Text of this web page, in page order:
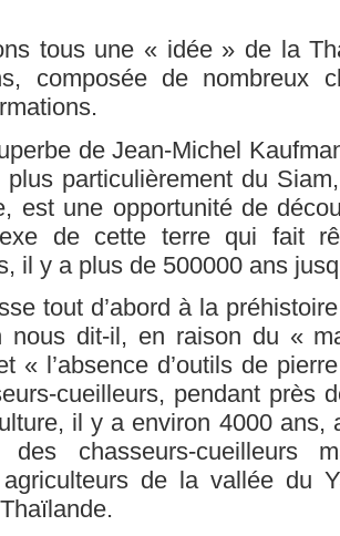
tous une « idée » de la
composée de nombreux
de Jean-Michel
plus particulièrement du
est une opportunité de
de cette terre qui fait
il y a plus de 500000 ans
tout d’abord à la
nous dit-il, en raison du «
« l’absence d’outils de
cueilleurs, pendant près
il y a environ 4000 ans,
des chasseurs-cueilleurs
agriculteurs de la vallée du